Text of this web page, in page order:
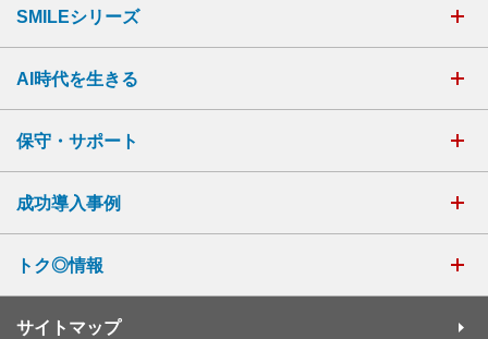
SMILEシリーズ
AI時代を生きる
保守・サポート
成功導入事例
トク◎情報
サイトマップ